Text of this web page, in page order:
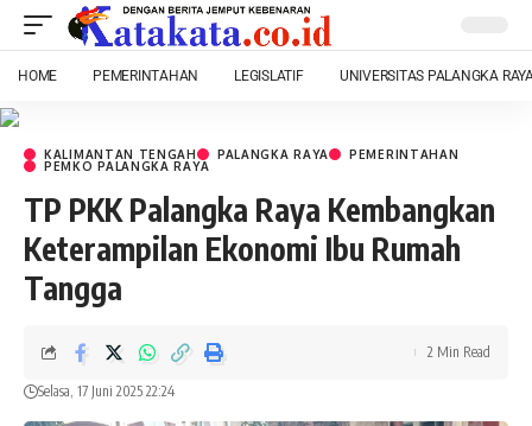
HOME PEMERINTAHAN LEGISLATIF UNIVERSITAS PALANGKA
KALIMANTAN TENGAH PALANGKA RAYA
PEMERINTAHAN
PEMKO PALANGKA RAYA
TP PKK Palangka Raya Kembangkan
Keterampilan Ekonomi Ibu Rumah
Tangga
Selasa, 17 Juni 2025 22:24
2 Min Read